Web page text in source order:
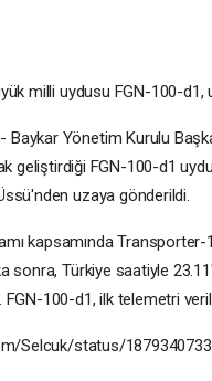
milli uydusu FGN-100-d1,
Baykar Yönetim Kurulu
geliştirdiği FGN-100-d1
uzaya gönderildi.
kapsamında Transporter-
sonra, Türkiye saatiyle
FGN-100-d1, ilk telemetri
Selcuk/status/